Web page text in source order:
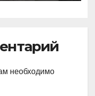
необходимо